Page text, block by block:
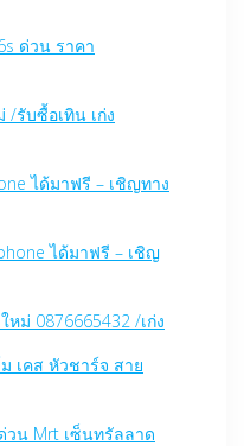
ด่วน ราคา
/รับซื้อเทิน เก่ง
ได้มาฟรี – เชิญทาง
ได้มาฟรี – เชิญ
ม่ 0876665432 /เก่ง
เคส หัวชาร์จ สาย
วน Mrt เซ็นทรัลลาด